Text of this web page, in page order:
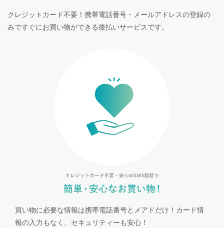
クレジットカード不要！携帯電話番号・メールアドレスの登録の
みですぐにお買い物ができる後払いサービスです。
買い物に必要な情報は携帯電話番号とメアドだけ！カード情
報の入力もなく、セキュリティーも安心！